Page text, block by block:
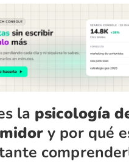
la psicología
y por qué